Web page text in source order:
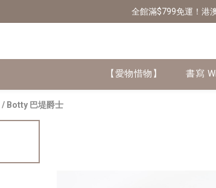
全館滿$799免運！港
【愛物惜物】 書寫
/ Botty 巴堤爵士